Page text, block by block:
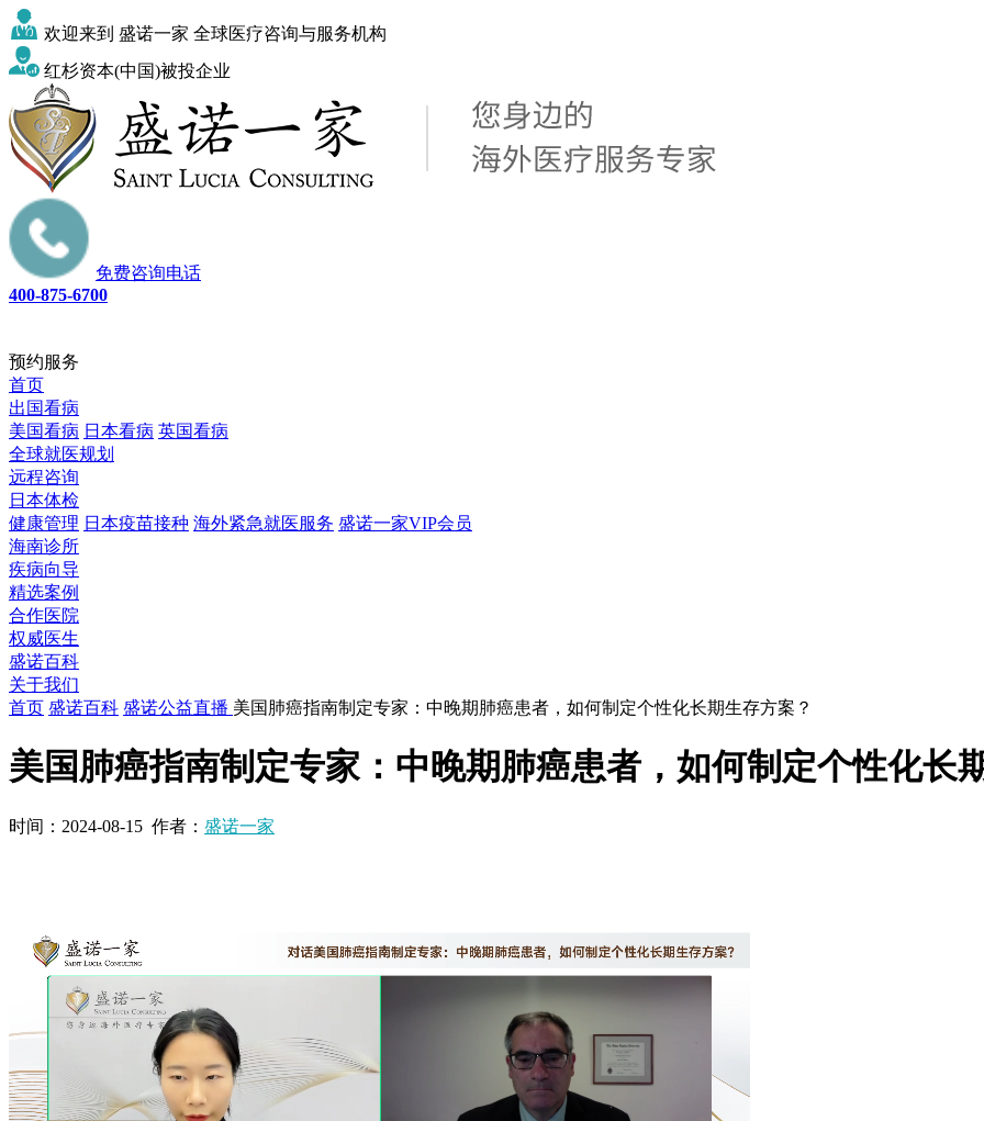
欢迎来到 盛诺一家 全球医疗咨询与服务机构
红杉资本(中国)被投企业
免费咨询电话
400-875-6700
预约服务
首页
出国看病
美国看病 日本看病 英国看病
全球就医规划
远程咨询
日本体检
健康管理 日本疫苗接种 海外紧急就医服务 盛诺一家VIP会员
海南诊所
疾病向导
精选案例
合作医院
权威医生
盛诺百科
关于我们
首页 盛诺百科 盛诺公益直播 美国肺癌指南制定专家：中晚期肺癌患者，如何制定个性化长期生存方案？
美国肺癌指南制定专家：中晚期肺癌患者，如何制定个性化长
时间： 2024-08-15 作者： 盛诺一家